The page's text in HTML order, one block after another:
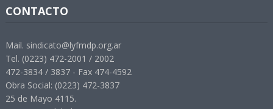
CONTACTO
Mail. sindicato@lyfmdp.org.ar
Tel. (0223) 472-2001 / 2002
472-3834 / 3837 - Fax 474-4592
Obra Social: (0223) 472-3837
25 de Mayo 4115.